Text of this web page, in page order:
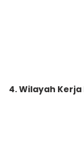
4. Wilayah